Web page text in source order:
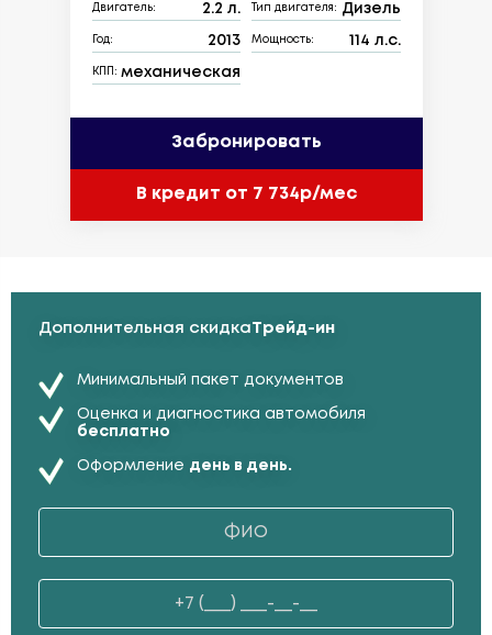
Двигатель: 2.2 л. Тип двигателя: Дизель
Год: 2013 Мощность: 114 л.с.
КПП: механическая
Забронировать
В кредит от 7 734р/мес
Дополнительная скидкаТрейд-ин
Минимальный пакет документов
Оценка и диагностика автомобиля
бесплатно
Оформление день в день.